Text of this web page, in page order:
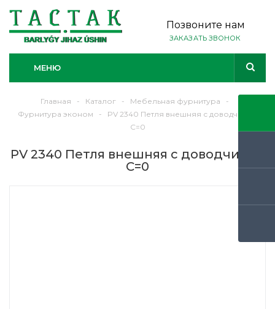
Позвоните нам
ЗАКАЗАТЬ ЗВОНОК
МЕНЮ
Главная - Каталог - Мебельная фурнитура
-
Фурнитура эконом
-
PV 2340 Петля внешняя с доводчиком
C=0
PV 2340 Петля внешняя с доводчиком
C=0